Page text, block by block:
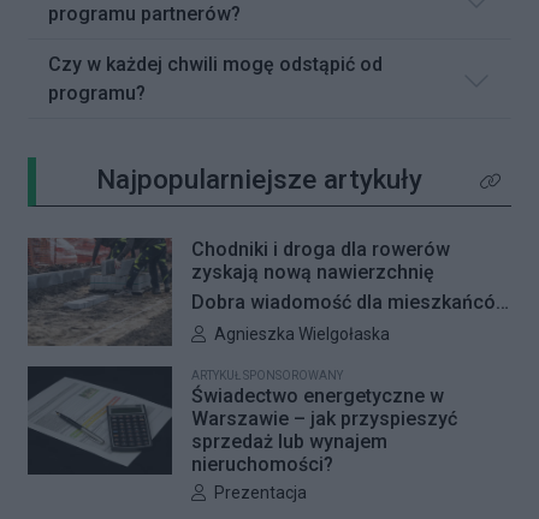
programu partnerów?
Czy w każdej chwili mogę odstąpić od
programu?
Najpopularniejsze artykuły Kliknij
Chodniki i droga dla rowerów
zyskają nową nawierzchnię
Dobra wiadomość dla mieszkańców
Woli i Żoliborza. Zarząd Dróg
remonty infrastruktury dla pieszych
i rowerzystów. Oferty w
przetargach zostały już otwarte, a
jeśli wszystko przebiegnie zgodnie
z planem, nowe nawierzchnie
Autor artykułu:
Agnieszka Wielgołaska
ARTYKUŁ SPONSOROWANY
Świadectwo energetyczne w
Warszawie – jak przyspieszyć
sprzedaż lub wynajem
nieruchomości?
Autor artykułu:
Prezentacja